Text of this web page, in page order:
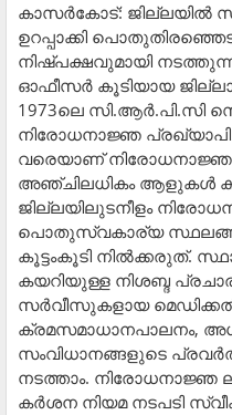
കാസര്‍കോട്: ജില്ലയില്‍
ഉറപ്പാക്കി
നിഷ്പക്ഷവുമായി
ഓഫീസര്‍ കൂടിയായ
1973ലെ സി.ആര്‍.പി.സി
നിരോധനാജ്ഞ
വരെയാണ്
അഞ്ചിലധികം ആളുകള്‍
ജില്ലയിലുടനീളം
പൊതുസ്വകാര്യ
കൂട്ടംകൂടി നില്‍ക്കരുത്.
കയറിയുള്ള നിശബ്ദ
സര്‍വീസുകളായ
ക്രമസമാധാനപാലനം,
സംവിധാനങ്ങളുടെ
നടത്താം. നിരോധനാജ്ഞ
കര്‍ശന നിയമ നടപടി